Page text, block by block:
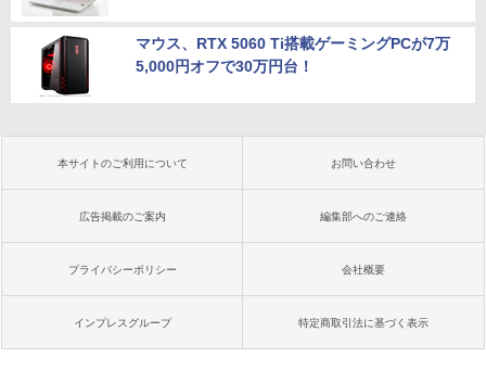
マウス、RTX 5060 Ti搭載ゲーミングPCが7万
5,000円オフで30万円台！
本サイトのご利用について お問い合わせ
広告掲載のご案内 編集部へのご連絡
プライバシーポリシー 会社概要
インプレスグループ 特定商取引法に基づく表示